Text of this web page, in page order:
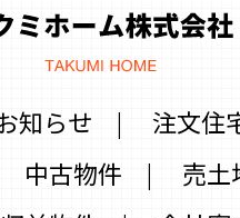
知らせ | 注文住
中古物件 | 売土